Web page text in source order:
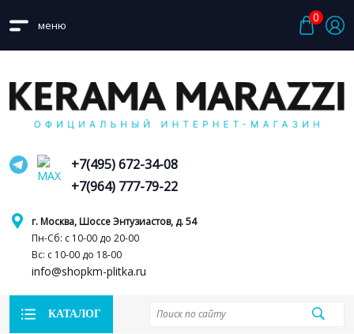
меню
0
г. Москва, Шоссе Энтузиастов, д. 54
Пн-Сб: с 10-00 до 20-00
Вс: с 10-00 до 18-00
info@shopkm-plitka.ru
+7(495) 672-34-08
+7(964) 777-79-22
КАТАЛОГ